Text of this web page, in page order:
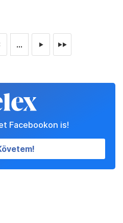
... ► ►►
Facebookon is!